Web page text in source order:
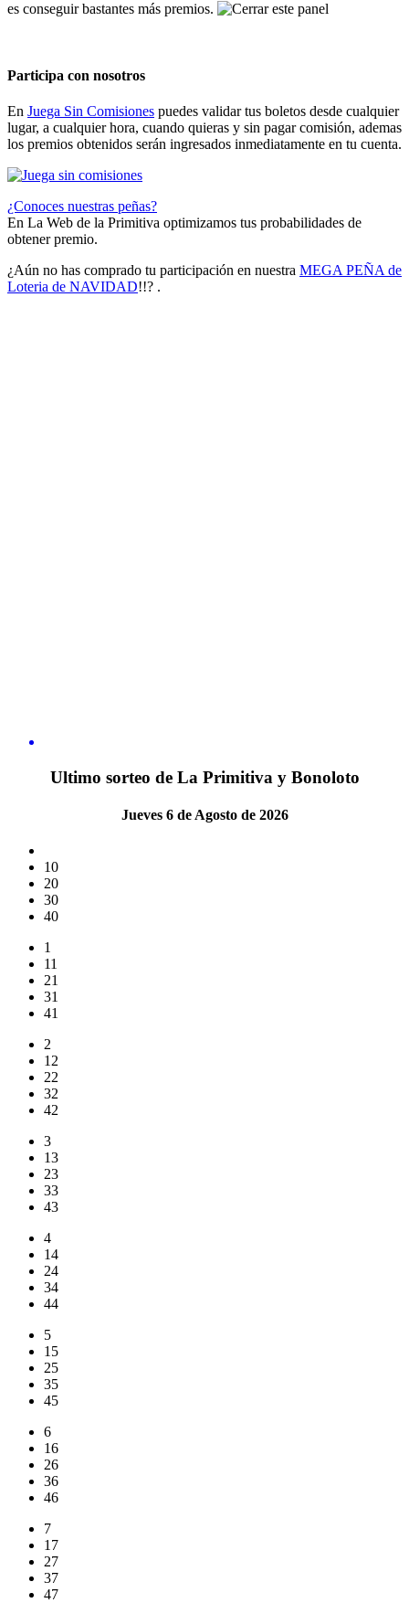
es conseguir bastantes más premios.
Participa con nosotros
En Juega Sin Comisiones puedes validar tus boletos desde cualquier
lugar, a cualquier hora, cuando quieras y sin pagar comisión, ademas
los premios obtenidos serán ingresados inmediatamente en tu cuenta.
¿Conoces nuestras peñas?
En La Web de la Primitiva optimizamos tus probabilidades de
obtener premio.
¿Aún no has comprado tu participación en nuestra MEGA PEÑA de
Loteria de NAVIDAD!!? .
Ultimo sorteo de La Primitiva y Bonoloto
Jueves 6 de Agosto de 2026
10
20
30
40
1
11
21
31
41
2
12
22
32
42
3
13
23
33
43
4
14
24
34
44
5
15
25
35
45
6
16
26
36
46
7
17
27
37
47